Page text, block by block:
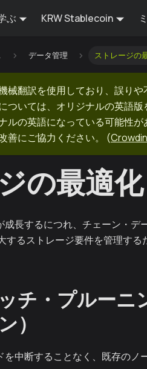
ぶ KRW Stablecoin
データ管理 ストレージの
械翻訳を使用しており、誤り
ついては、オリジナルの英語
ルの英語になっている可能性
善にご協力ください。
(
の最適化
成長するにつれ、チェーン・
するストレージ要件を管理す
チ・プルーニ
）
中断することなく、既存のノ